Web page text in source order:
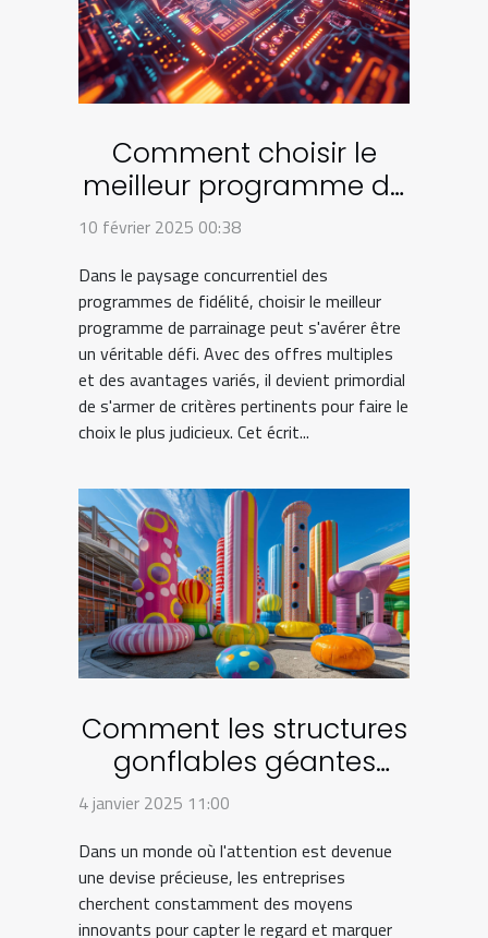
Comment choisir le
meilleur programme de
parrainage en 2024
10 février 2025 00:38
Dans le paysage concurrentiel des
programmes de fidélité, choisir le meilleur
programme de parrainage peut s'avérer être
un véritable défi. Avec des offres multiples
et des avantages variés, il devient primordial
de s'armer de critères pertinents pour faire le
choix le plus judicieux. Cet écrit...
Comment les structures
gonflables géantes
transforment le
4 janvier 2025 11:00
Dans un monde où l'attention est devenue
une devise précieuse, les entreprises
cherchent constamment des moyens
innovants pour capter le regard et marquer